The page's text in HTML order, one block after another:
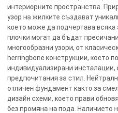
интериорните пространства.
узор на жилките създават
което може да подчертава всяка
плочки могат да бъдат
многообразни узори, от
herringbone конструкции, което
индивидуализирани инсталации,
предпочитания за стил.
отличен фундамент както за
дизайн схеми, което прави
без промяна на пода. Наличието